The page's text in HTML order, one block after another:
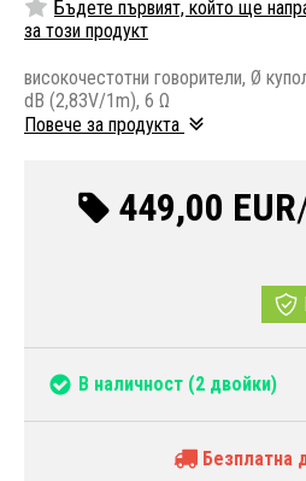
Бъдете първият, който ще
за този продукт
високочестотни говорители, Ø
dB (2,83V/1m), 6 Ω
Повече за продукта
449,00 EUR
В наличност (2 двойки)
Безплатна